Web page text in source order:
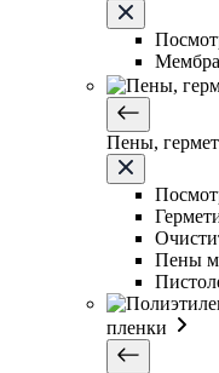
Пены,
Пены
пленки